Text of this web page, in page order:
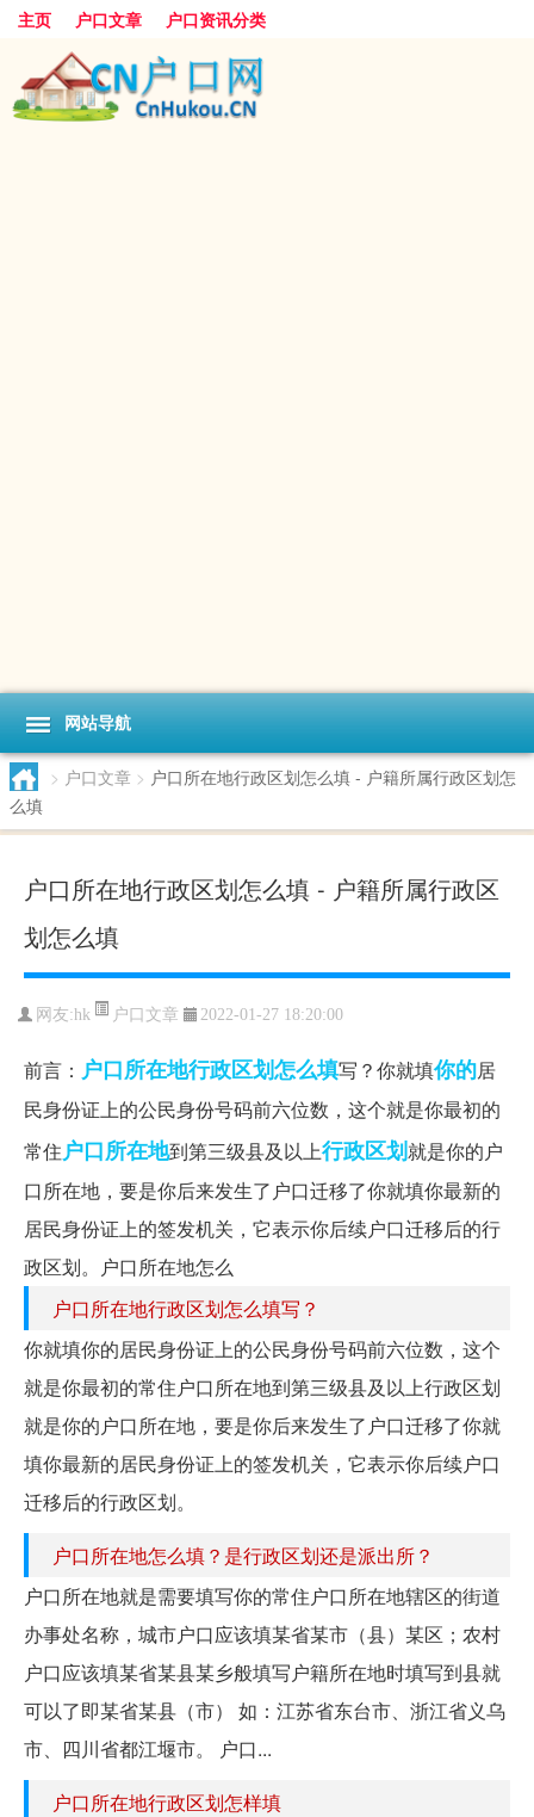
主页 户口文章 户口资讯分类
网站导航
> 户口文章 > 户口所在地行政区划怎么填 - 户籍所属行政区划怎
么填
户口所在地行政区划怎么填 - 户籍所属行政区
划怎么填
网友:hk 户口文章 2022-01-27 18:20:00
前言： 户口所在地行政区划怎么填写？你就填你的居
民身份证上的公民身份号码前六位数，这个就是你最初的
常住户口所在地到第三级县及以上行政区划就是你的户
口所在地，要是你后来发生了户口迁移了你就填你最新的
居民身份证上的签发机关，它表示你后续户口迁移后的行
政区划。户口所在地怎么
户口所在地行政区划怎么填写？
你就填你的居民身份证上的公民身份号码前六位数，这个
就是你最初的常住户口所在地到第三级县及以上行政区划
就是你的户口所在地，要是你后来发生了户口迁移了你就
填你最新的居民身份证上的签发机关，它表示你后续户口
迁移后的行政区划。
户口所在地怎么填？是行政区划还是派出所？
户口所在地就是需要填写你的常住户口所在地辖区的街道
办事处名称，城市户口应该填某省某市（县）某区；农村
户口应该填某省某县某乡般填写户籍所在地时填写到县就
可以了即某省某县（市） 如：江苏省东台市、浙江省义乌
市、四川省都江堰市。 户口...
户口所在地行政区划怎样填